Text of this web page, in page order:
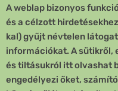
Vevőszolgálat
Quick Links
Fizetési mód
A weblap bizonyos
és a célzott
kal) gyűjt névtelen
információkat. A sütikről,
és tiltásukról itt olvashat
engedélyezi őket,